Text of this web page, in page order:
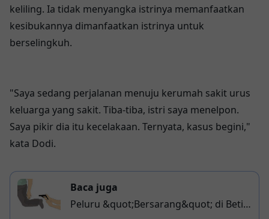
keliling. Ia tidak menyangka istrinya memanfaatkan
kesibukannya dimanfaatkan istrinya untuk
berselingkuh.
"Saya sedang perjalanan menuju kerumah sakit urus
keluarga yang sakit. Tiba-tiba, istri saya menelpon.
Saya pikir dia itu kecelakaan. Ternyata, kasus begini,"
kata Dodi.
Baca juga
Peluru &quot;Bersarang&quot; di Betis,